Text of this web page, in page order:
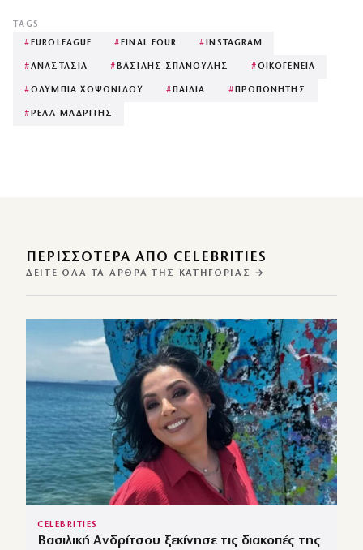
TAGS
# EUROLEAGUE # FINAL FOUR # INSTAGRAM
#ΑΝΑΣΤΑΣΙΑ # ΒΑΣΙΛΗΣ ΣΠΑΝΟΥΛΗΣ #ΟΙΚΟΓΕΝΕΙΑ
#ΟΛΥΜΠΙΑ ΧΟΨΟΝΙΔΟΥ # ΠΑΙΔΙΑ # ΠΡΟΠΟΝΗΤΗΣ
# ΡΕΑΛ ΜΑΔΡΙΤΗΣ
ΠΕΡΙΣΣΌΤΕΡΑ ΑΠΌ CELEBRITIES
ΔΕΊΤΕ ΌΛΑ ΤΑ ΆΡΘΡΑ ΤΗΣ ΚΑΤΗΓΟΡΊΑΣ →
CELEBRITIES
Βασιλική Ανδρίτσου ξεκίνησε τις διακοπές της